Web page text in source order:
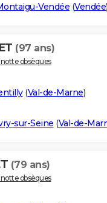
Vendée (Vendée)
(97 ans)
obsèques
(Val-de-Marne)
sur-Seine (Val-de-
(79 ans)
obsèques